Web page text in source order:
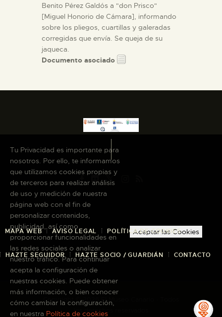
Benito Pérez Galdós a "don Prisco"
[Miguel Honorio de Cámara], informando
sobre los pliegos, cuartillas y galeradas
corregidas que envía. Se queja de su
jaqueca.
Documento asociado
MAPA WEB AVISO LEGAL POLÍTICA DE COOKIES
HAZTE SEGUIDOR HAZTE SOCIO / GUARDIÁN CONTACTO
Copyright © 2026 El Museo Canario · Todos
los derechos reservados
Tu Privacidad es importante para
nosotros. Por ello, te informamos
que utilizamos cookies propias y
de terceros para realizar análisis
de uso y medición de nuestra
página web con el fin de
personalizar contenidos,
publicidad, así como
proporcionar funcionalidades en
las redes sociales o analizar
nuestro tráfico. Para continuar
acepta la configuración de
nuestras cookies. Puede obtener
más información, o bien conocer
cómo cambiar la configuración,
en nuestra Política de cookies
Aceptar las Cookies